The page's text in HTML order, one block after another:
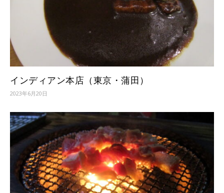
インディアン本店（東京・蒲田）
2023年6月20日